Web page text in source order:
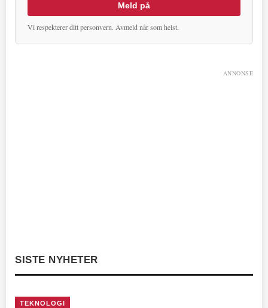
Meld på
Vi respekterer ditt personvern. Avmeld når som helst.
ANNONSE
SISTE NYHETER
TEKNOLOGI